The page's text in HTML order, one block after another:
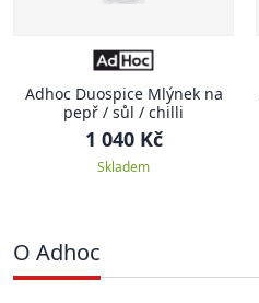
Adhoc Duospice Mlýnek na
pepř / sůl / chilli
1 040 Kč
Skladem
O Adhoc